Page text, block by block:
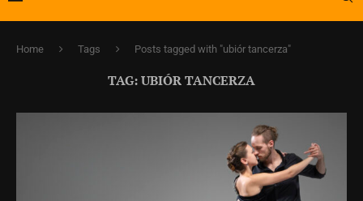
Home Tags Posts tagged with "ubiór tancerza"
TAG:UBIÓR TANCERZA